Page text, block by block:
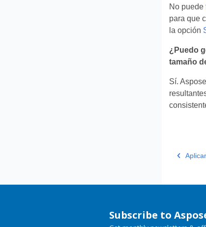
No puede
para que
la opción
¿Puedo
tamaño
Sí.
Subscribe to